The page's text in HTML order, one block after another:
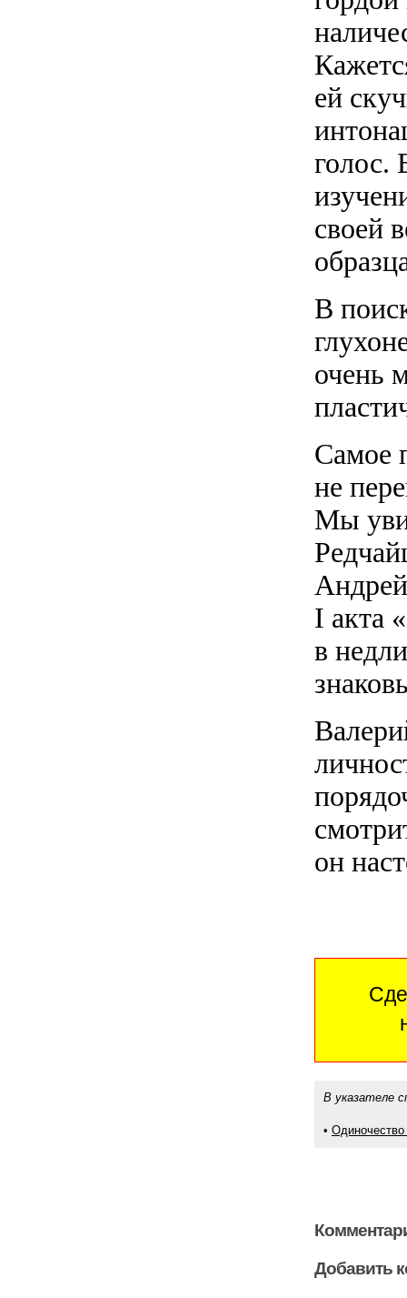
ей
голос.
своей
В
очень
Самое
не
Мы
I акта
в
он
В указателе
• Одиночество
Добавить